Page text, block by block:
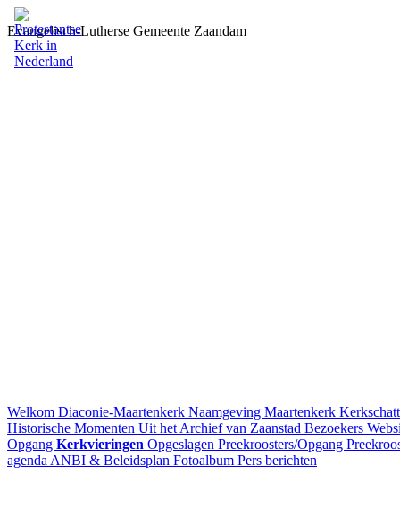
Evangelisch-Lutherse Gemeente Zaandam
Welkom Diaconie-Maartenkerk Naamgeving Maartenkerk
Historische Momenten Uit het Archief van Zaanstad Bezoekers
Opgang Kerkvieringen Opgeslagen Preekroosters/Opgang
agenda ANBI & Beleidsplan Fotoalbum Pers berichten